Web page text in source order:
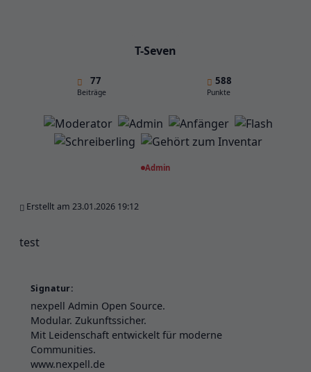
T-Seven
77
Beiträge
588
Punkte
Admin
Erstellt am 23.01.2026 19:12
test
Signatur:
nexpell Admin Open Source.
Modular. Zukunftssicher.
Mit Leidenschaft entwickelt für moderne
Communities.
www.nexpell.de